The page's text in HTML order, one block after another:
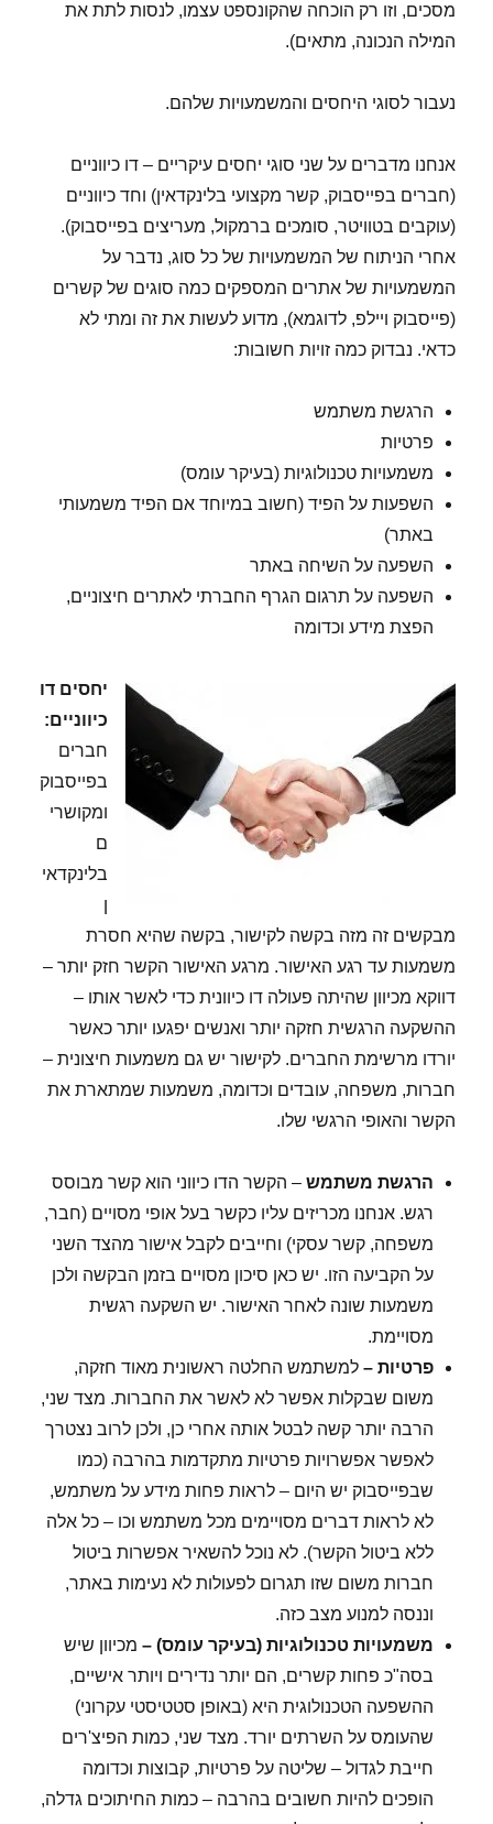
מסכים, וזו רק הוכחה שהקונספט עצמו, לנסות לתת את
המילה הנכונה, מתאים).
נעבור לסוגי היחסים והמשמעויות שלהם.
אנחנו מדברים על שני סוגי יחסים עיקריים – דו כיווניים
(חברים בפייסבוק, קשר מקצועי בלינקדאין) וחד כיווניים
(עוקבים בטוויטר, סומכים ברמקול, מעריצים בפייסבוק).
אחרי הניתוח של המשמעויות של כל סוג, נדבר על
המשמעויות של אתרים המספקים כמה סוגים של קשרים
(פייסבוק ויילפ, לדוגמא), מדוע לעשות את זה ומתי לא
כדאי. נבדוק כמה זויות חשובות:
הרגשת משתמש
פרטיות
משמעויות טכנולוגיות (בעיקר עומס)
השפעות על הפיד (חשוב במיוחד אם הפיד משמעותי
באתר)
השפעה על השיחה באתר
השפעה על תרגום הגרף החברתי לאתרים חיצוניים,
הפצת מידע וכדומה
יחסים דו
כיווניים:
חברים
בפייסבוק
ומקושרי
ם
בלינקדאי
ן
מבקשים זה מזה בקשה לקישור, בקשה שהיא חסרת
משמעות עד רגע האישור. מרגע האישור הקשר חזק יותר –
דווקא מכיוון שהיתה פעולה דו כיוונית כדי לאשר אותו –
ההשקעה הרגשית חזקה יותר ואנשים יפגעו יותר כאשר
יורדו מרשימת החברים. לקישור יש גם משמעות חיצונית –
חברות, משפחה, עובדים וכדומה, משמעות שמתארת את
הקשר והאופי הרגשי שלו.
הרגשת משתמש – הקשר הדו כיווני הוא קשר מבוסס
רגש. אנחנו מכריזים עליו כקשר בעל אופי מסויים (חבר,
משפחה, קשר עסקי) וחייבים לקבל אישור מהצד השני
על הקביעה הזו. יש כאן סיכון מסויים בזמן הבקשה ולכן
משמעות שונה לאחר האישור. יש השקעה רגשית
מסויימת.
פרטיות –למשתמש החלטה ראשונית מאוד חזקה,
משום שבקלות אפשר לא לאשר את החברות. מצד שני,
הרבה יותר קשה לבטל אותה אחרי כן, ולכן לרוב נצטרך
לאפשר אפשרויות פרטיות מתקדמות בהרבה (כמו
שבפייסבוק יש היום – לראות פחות מידע על משתמש,
לא לראות דברים מסויימים מכל משתמש וכו – כל אלה
ללא ביטול הקשר). לא נוכל להשאיר אפשרות ביטול
חברות משום שזו תגרום לפעולות לא נעימות באתר,
וננסה למנוע מצב כזה.
משמעויות טכנולוגיות (בעיקר עומס) – מכיוון שיש
בסה"כ פחות קשרים, הם יותר נדירים ויותר אישיים,
ההשפעה הטכנולוגית היא (באופן סטטיסטי עקרוני)
שהעומס על השרתים יורד. מצד שני, כמות הפיצ'רים
חייבת לגדול – שליטה על פרטיות, קבוצות וכדומה
הופכים להיות חשובים בהרבה – כמות החיתוכים גדלה,